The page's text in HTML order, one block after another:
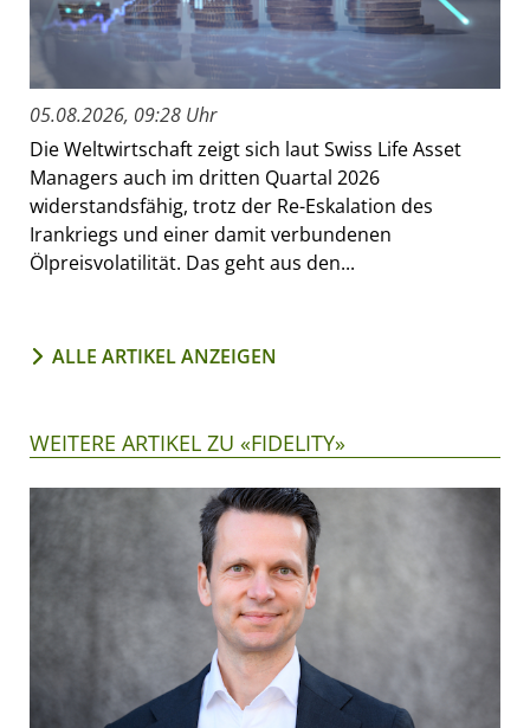
05.08.2026, 09:28 Uhr
Die Weltwirtschaft zeigt sich laut Swiss Life Asset
Managers auch im dritten Quartal 2026
widerstandsfähig, trotz der Re-Eskalation des
Irankriegs und einer damit verbundenen
Ölpreisvolatilität. Das geht aus den...
ALLE ARTIKEL ANZEIGEN
WEITERE ARTIKEL ZU «FIDELITY»